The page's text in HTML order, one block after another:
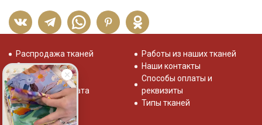
Распродажа тканей
Отзывы о нас
Система скидок
Доставка и оплата
Работы из наших тканей
Наши контакты
Способы оплаты и
реквизиты
Типы тканей